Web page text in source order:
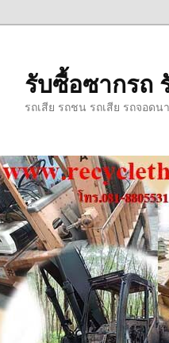
รับซื้อซากรถ
รถเสีย รถชน รถเสีย รถจอดน